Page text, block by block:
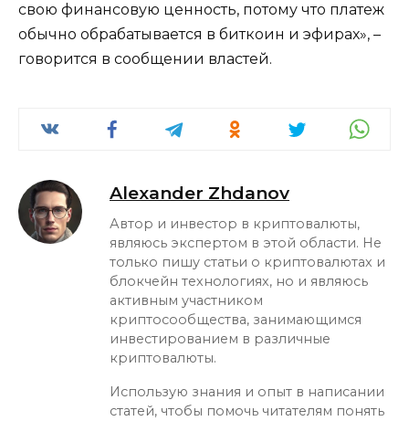
свою финансовую ценность, потому что платеж
обычно обрабатывается в биткоин и эфирах», –
говорится в сообщении властей.
Alexander Zhdanov
Автор и инвестор в криптовалюты,
являюсь экспертом в этой области. Не
только пишу статьи о криптовалютах и
блокчейн технологиях, но и являюсь
активным участником
криптосообщества, занимающимся
инвестированием в различные
криптовалюты.
Использую знания и опыт в написании
статей, чтобы помочь читателям понять